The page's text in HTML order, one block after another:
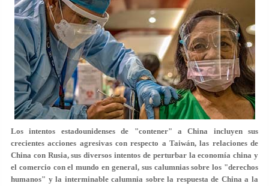
Los intentos estadounidenses de "contener" a China incluyen sus
crecientes acciones agresivas con respecto a Taiwán, las relaciones de
China con Rusia, sus diversos intentos de perturbar la economía china y
el comercio con el mundo en general, sus calumnias sobre los "derechos
humanos" y la interminable calumnia sobre la respuesta de China a la